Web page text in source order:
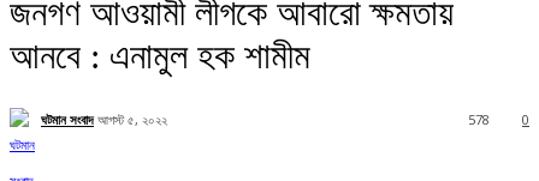
জনগণ আওয়ামী লীগকে আবারো ক্ষমতায়
আনবে : এনামুল হক শামীম
ঘটমান সংবাদ আগস্ট ৫, ২০২২ 0
578